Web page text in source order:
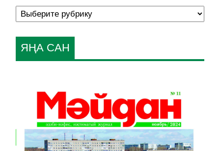
ЯҢА САН